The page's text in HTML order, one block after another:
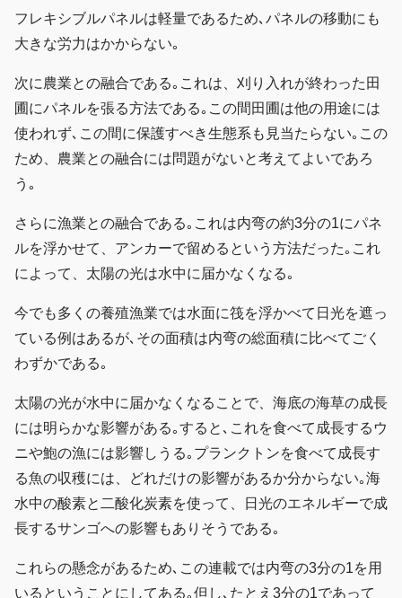
フレキシブルパネルは軽量であるため､パネルの移動にも
大きな労力はかからない｡
次に農業との融合である｡これは、刈り入れが終わった田
圃にパネルを張る方法である｡この間田圃は他の用途には
使われず､この間に保護すべき生態系も見当たらない｡この
ため、農業との融合には問題がないと考えてよいであろ
う｡
さらに漁業との融合である｡これは内弯の約3分の1にパネ
ルを浮かせて、アンカーで留めるという方法だった｡これ
によって、太陽の光は水中に届かなくなる｡
今でも多くの養殖漁業では水面に筏を浮かべて日光を遮っ
ている例はあるが､その面積は内弯の総面積に比べてごく
わずかである｡
太陽の光が水中に届かなくなることで、海底の海草の成長
には明らかな影響がある｡すると､これを食べて成長するウ
ニや鮑の漁には影響しうる｡プランクトンを食べて成長す
る魚の収穫には、どれだけの影響があるか分からない｡海
水中の酸素と二酸化炭素を使って、日光のエネルギーで成
長するサンゴへの影響もありそうである｡
これらの懸念があるため､この連載では内弯の3分の1を用
いるということにしてある｡但し､たとえ3分の1であって